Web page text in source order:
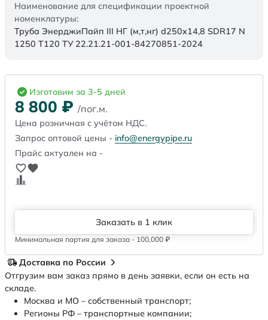
Наименование для спецификации проектной
номенклатуры:
Труба ЭнерджиПайп III НГ (м,т,нг) d250x14,8 SDR17 N
1250 Т120 ТУ 22.21.21-001-84270851-2024
Изготовим за 3-5 дней
8 800 ₽ /пог.м.
Цена розничная с учётом НДС.
Запрос оптовой цены - info@energypipe.ru
Прайс актуален на -
Заказать в 1 клик
Минимальная партия для заказа - 100,000 ₽
Доставка по России
Отгрузим вам заказ прямо в день заявки, если он есть на
складе.
Москва и МО – собственный транспорт;
Регионы РФ – транспортные компании;